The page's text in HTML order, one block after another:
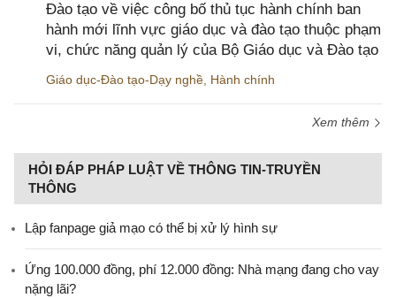
Đào tạo về việc công bố thủ tục hành chính ban
hành mới lĩnh vực giáo dục và đào tạo thuộc phạm
vi, chức năng quản lý của Bộ Giáo dục và Đào tạo
Giáo dục-Đào tạo-Dạy nghề Hành chính
Xem thêm
HỎI ĐÁP PHÁP LUẬT VỀ THÔNG TIN-TRUYỀN
THÔNG
Lập fanpage giả mạo có thể bị xử lý hình sự
Ứng 100.000 đồng, phí 12.000 đồng: Nhà mạng đang cho vay
nặng lãi?